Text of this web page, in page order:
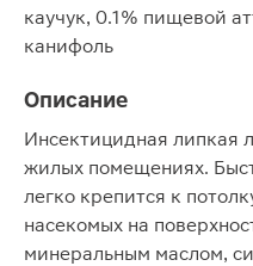
каучук, 0.1% пищевой
канифоль
Описание
Инсектицидная липкая
жилых помещениях.
легко крепится к
насекомых на
минеральным маслом,